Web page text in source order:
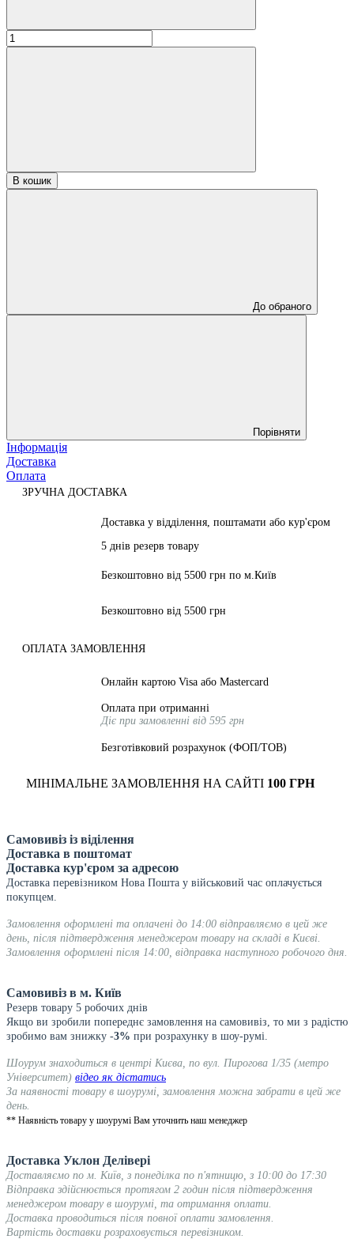
В кошик
До обраного
Порівняти
Інформація
Доставка
Оплата
ЗРУЧНА ДОСТАВКА
Доставка у відділення, поштамати або кур'єром
5 днів резерв товару
Безкоштовно від 5500 грн по м.Київ
Безкоштовно від 5500 грн
ОПЛАТА ЗАМОВЛЕННЯ
Онлайн картою Visa або Mastercard
Оплата при отриманні
Діє при замовленні від 595 грн
Безготівковий розрахунок (ФОП/ТОВ)
МІНІМАЛЬНЕ ЗАМОВЛЕННЯ НА САЙТІ 100 ГРН
Самовивіз із віділення
Доставка в поштомат
Доставка кур'єром за адресою
Доставка перевізником Нова Пошта у військовий час оплачується
покупцем.
Замовлення оформлені та оплачені до 14:00 відправляємо в цей же
день, після підтвердження менеджером товару на складі в Києві.
Замовлення оформлені після 14:00, відправка наступного робочого дня.
Самовивіз в м. Київ
Резерв товару 5 робочих днів
Якщо ви зробили попереднє замовлення на самовивіз, то ми з радістю
зробимо вам знижку -3% при розрахунку в шоу-румі.
Шоурум знаходиться в центрі Києва, по вул. Пирогова 1/35 (метро
Університет) відео як дістатись
За наявності товару в шоурумі, замовлення можна забрати в цей же
день.
** Наявність товару у шоурумі Вам уточнить наш менеджер
Доставка Уклон Делівері
Доставляємо по м. Київ, з понеділка по п'ятницю, з 10:00 до 17:30
Відправка здійснюється протягом 2 годин після підтвердження
менеджером товару в шоурумі, та отримання оплати.
Доставка проводиться після повної оплати замовлення.
Вартість доставки розраховується перевізником.